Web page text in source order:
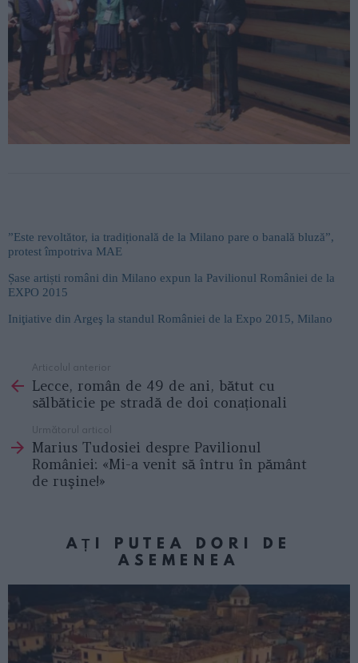
”Este revoltător, ia tradițională de la Milano pare o banală bluză”,
protest împotriva MAE
Șase artiști români din Milano expun la Pavilionul României de la
EXPO 2015
Iniţiative din Argeş la standul României de la Expo 2015, Milano
more
Articolul anterior
Lecce, român de 49 de ani, bătut cu
sălbăticie pe stradă de doi conaționali
Următorul articol
Marius Tudosiei despre Pavilionul
României: «Mi-a venit să întru în pământ
de ruşine!»
AȚI PUTEA DORI DE
ASEMENEA